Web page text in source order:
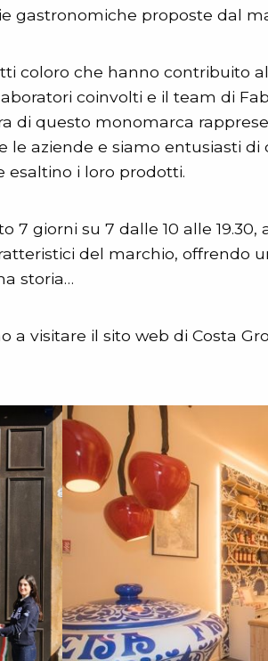
gastronomiche proposte dal
coloro che hanno contribuito
coinvolti e il team di
di questo monomarca
aziende e siamo entusiasti di
esaltino i loro prodotti.
7 giorni su 7 dalle 10 alle 19.30,
del marchio, offrendo
storia…
a visitare il sito web di Costa